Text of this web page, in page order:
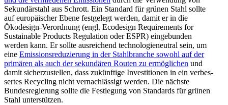
Sekun­där­stahl aus Schrott. Ein Standard für grünen Stahl sollte
auf europäi­scher Ebene festgelegt werden, damit er in die
Ökodesign-Verordnung (engl. Ecodesign Requi­re­ments for
Sustainable Products Regulation oder ESPR) einge­bunden
werden kann. Er sollte ausrei­chend techno­lo­gie­neutral sein, um
eine Emissi­ons­re­du­zierung in der Stahl­branche sowohl auf der
primären als auch der sekun­dären Routen zu ermög­lichen und
damit sicher­zu­stellen, dass zukünftige Inves­ti­tionen in ein verbes­
sertes Recycling nicht vernach­lässigt werden. Die nächste
Bundes­re­gierung sollte die Festlegung von Standards für grünen
Stahl unter­stützen.